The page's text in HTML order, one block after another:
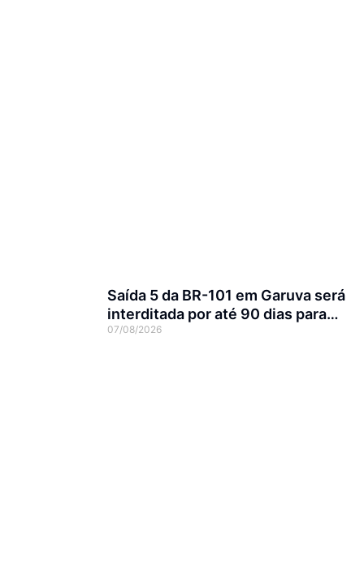
Saída 5 da BR-101 em Garuva será
interditada por até 90 dias para
obras
07/08/2026